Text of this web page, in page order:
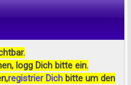
logg Dich bitte ein.
registrier Dich bitte um den